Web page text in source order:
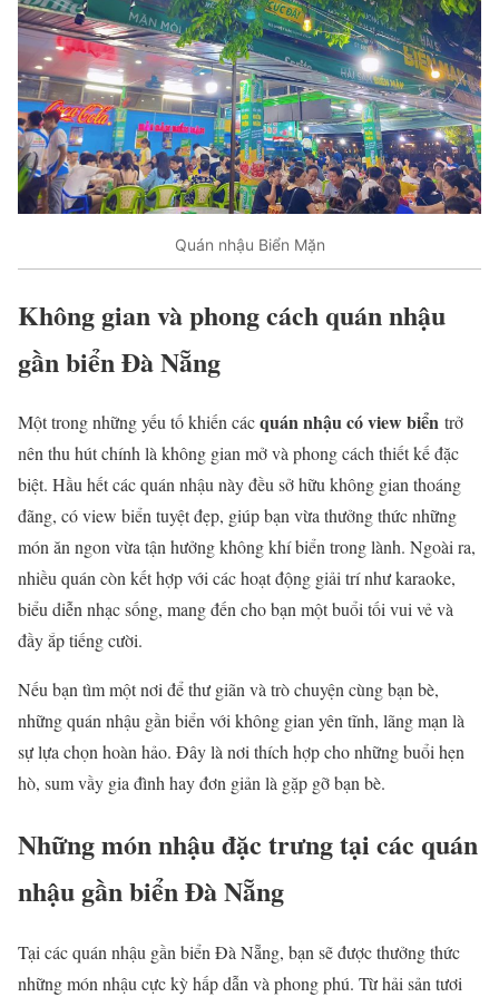
Quán nhậu Biển Mặn
Không gian và phong cách quán nhậu
gần biển Đà Nẵng
Một trong những yếu tố khiến cácquán nhậu có view biển trở
nên thu hút chính là không gian mở và phong cách thiết kế đặc
biệt. Hầu hết các quán nhậu này đều sở hữu không gian thoáng
đãng, có view biển tuyệt đẹp, giúp bạn vừa thưởng thức những
món ăn ngon vừa tận hưởng không khí biển trong lành. Ngoài ra,
nhiều quán còn kết hợp với các hoạt động giải trí như karaoke,
biểu diễn nhạc sống, mang đến cho bạn một buổi tối vui vẻ và
đầy ắp tiếng cười.
Nếu bạn tìm một nơi để thư giãn và trò chuyện cùng bạn bè,
những quán nhậu gần biển với không gian yên tĩnh, lãng mạn là
sự lựa chọn hoàn hảo. Đây là nơi thích hợp cho những buổi hẹn
hò, sum vầy gia đình hay đơn giản là gặp gỡ bạn bè.
Những món nhậu đặc trưng tại các quán
nhậu gần biển Đà Nẵng
Tại cácquán nhậu gần biển Đà Nẵng, bạn sẽ được thưởng thức
những món nhậu cực kỳ hấp dẫn và phong phú. Từ hải sản tươi